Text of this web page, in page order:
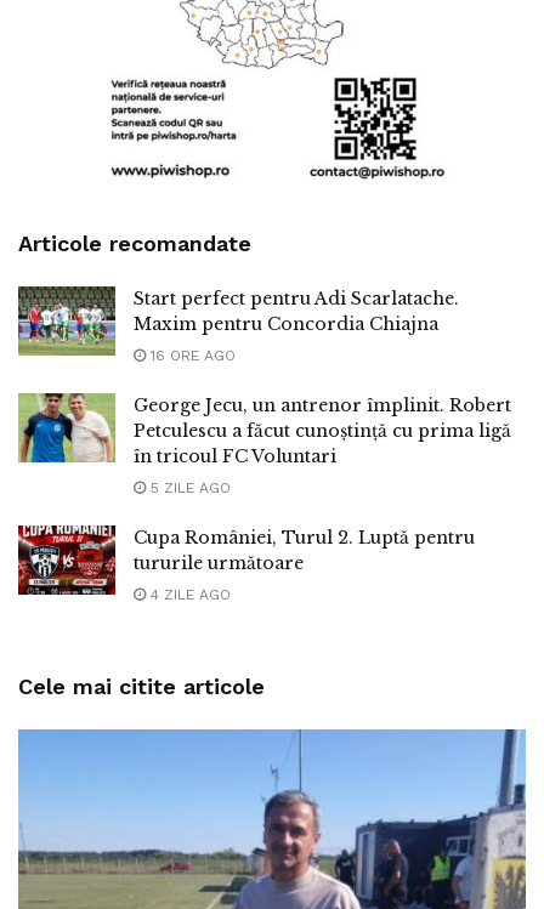
Articole recomandate
Start perfect pentru Adi Scarlatache.
Maxim pentru Concordia Chiajna
16 ORE AGO
George Jecu, un antrenor împlinit. Robert
Petculescu a făcut cunoștință cu prima ligă
în tricoul FC Voluntari
5 ZILE AGO
Cupa României, Turul 2. Luptă pentru
tururile următoare
4 ZILE AGO
Cele mai citite articole